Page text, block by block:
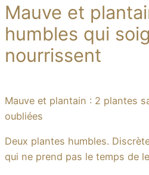
Mauve et
humbles qui
nourrissent
Mauve et plantain : 2 plantes
oubliées
Deux plantes humbles.
qui ne prend pas le temps de